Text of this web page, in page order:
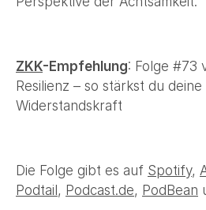
ZKK-Empfehlung: Folge #73
Resilienz – so stärkst du
Widerstandskraft
Die Folge gibt es auf Spotify,
Podtail , Podcast.de, PodBean